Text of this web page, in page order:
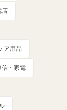
店
ア用品
信・家電